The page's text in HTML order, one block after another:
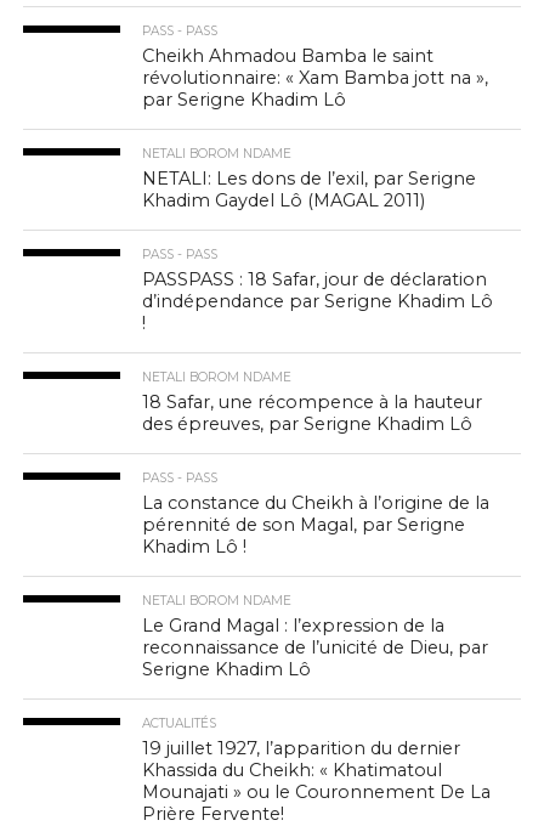
PASS - PASS
Cheikh Ahmadou Bamba le saint
révolutionnaire: « Xam Bamba jott na »,
par Serigne Khadim Lô
NETALI BOROM NDAME
NETALI: Les dons de l’exil, par Serigne
Khadim Gaydel Lô (MAGAL 2011)
PASS - PASS
PASSPASS : 18 Safar, jour de déclaration
d’indépendance par Serigne Khadim Lô
!
NETALI BOROM NDAME
18 Safar, une récompence à la hauteur
des épreuves, par Serigne Khadim Lô
PASS - PASS
La constance du Cheikh à l’origine de la
pérennité de son Magal, par Serigne
Khadim Lô !
NETALI BOROM NDAME
Le Grand Magal : l’expression de la
reconnaissance de l’unicité de Dieu, par
Serigne Khadim Lô
ACTUALITÉS
19 juillet 1927, l’apparition du dernier
Khassida du Cheikh: « Khatimatoul
Mounajati » ou le Couronnement De La
Prière Fervente!